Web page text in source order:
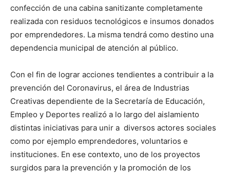
confección de una cabina sanitizante completamente
realizada con residuos tecnológicos e insumos donados
por emprendedores. La misma tendrá como destino una
dependencia municipal de atención al público.
Con el fin de lograr acciones tendientes a contribuir a la
prevención del Coronavirus, el área de Industrias
Creativas dependiente de la Secretaría de Educación,
Empleo y Deportes realizó a lo largo del aislamiento
distintas iniciativas para unir a diversos actores sociales
como por ejemplo emprendedores, voluntarios e
instituciones. En ese contexto, uno de los proyectos
surgidos para la prevención y la promoción de los